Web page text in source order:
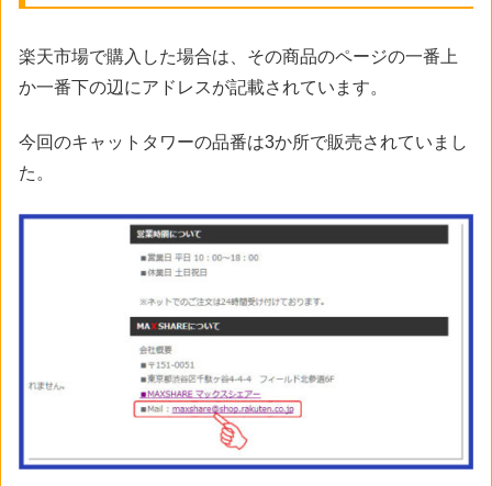
楽天市場で購入した場合は、その商品のページの一番上
か一番下の辺にアドレスが記載されています。
今回のキャットタワーの品番は3か所で販売されていまし
た。